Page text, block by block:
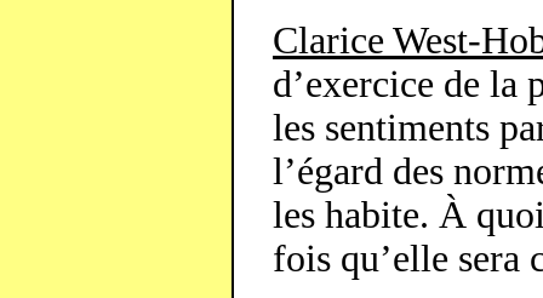
Clarice West-
d’exercice de la
les sentiments
l’égard des
les habite. À
fois qu’elle sera